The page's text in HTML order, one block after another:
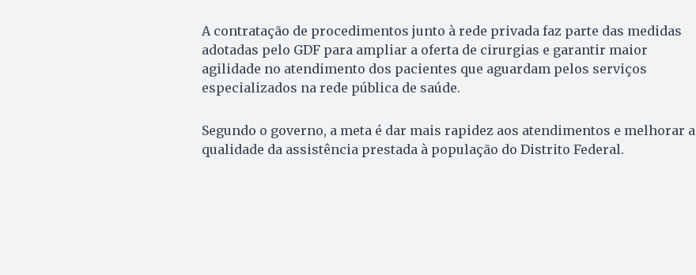
A contratação de procedimentos junto à rede privada faz parte das medidas
adotadas pelo GDF para ampliar a oferta de cirurgias e garantir maior
agilidade no atendimento dos pacientes que aguardam pelos serviços
especializados na rede pública de saúde.
Segundo o governo, a meta é dar mais rapidez aos atendimentos e melhorar a
qualidade da assistência prestada à população do Distrito Federal.